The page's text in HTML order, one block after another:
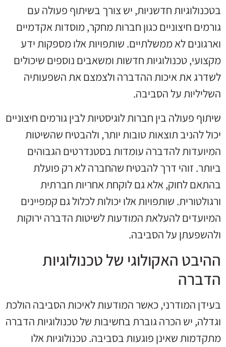
בטכנולוגיות חדשניות, יש צורך בשיתוף פעולה עם
גורמים חיצוניים כגון חברות מחקר, מוסדות אקדמיים
וארגונים לא ממשלתיים. שותפויות אלו מספקות ידע
מקצועי, טכנולוגיות חדשות ומשאבים נוספים שיכולים
לשדרג את איכות ההדברה ולצמצם את השפעותיה
השליליות על הסביבה.
שיתוף פעולה בין חברות לוגיסטיות לבין גורמים חיצוניים
יכול להניב תוצאות טובות יותר, ולהבטיח שהשיטות
המיועדות להדברה עומדות בסטנדרטים הגבוהים
ביותר. זוהי דרך להבטיח שהחברה לא רק פועלת
בהתאם לחוק, אלא גם לוקחת אחריות חברתית
ורגולטורית. שותפויות אלו יכולות לכלול גם קמפיינים
המיועדים להעלאת המודעות לשיטות הדברה ירוקות
ולהשפעתן על הסביבה.
ההיבט האקולוגי של טכנולוגיות
הדברה
בעידן המודרני, כאשר המודעות לאיכות הסביבה הולכת
וגדלה, יש הכרה גוברת בחשיבות של טכנולוגיות הדברה
מתקדמות שאינן פוגעות בסביבה. טכנולוגיות אלו